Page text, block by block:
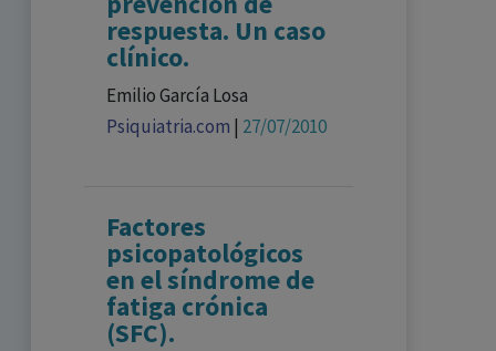
respuesta. Un caso
clínico.
Emilio García Losa
Psiquiatria.com | 27/07/2010
Factores
psicopatológicos
en el síndrome de
fatiga crónica
(SFC).